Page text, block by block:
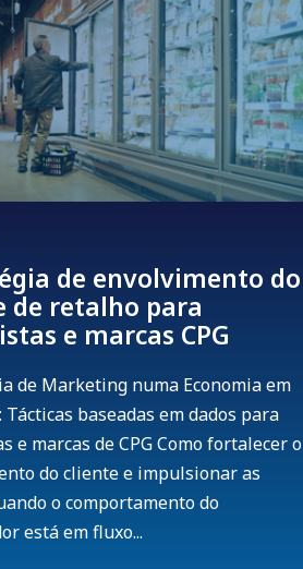
de envolvimento do
de retalho para
e marcas CPG
de Marketing numa Economia em
Tácticas baseadas em dados para
e marcas de CPG Como fortalecer o
do cliente e impulsionar as
o comportamento do
está em fluxo...